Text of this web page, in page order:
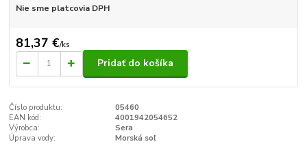
Nie sme platcovia DPH
81,37 €/ks
Pridať do košíka
Číslo produktu:
05460
EAN kód:
4001942054652
Výrobca:
Sera
Úprava vody:
Morská soľ